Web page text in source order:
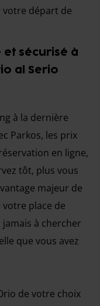
départ de
sécurisé à
al Serio
à la dernière
Parkos, les prix
en ligne,
tôt, plus vous
majeur de
place de
à chercher
que vous avez
de votre choix